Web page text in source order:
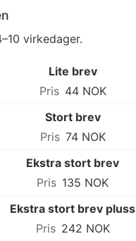
virkedager.
Lite brev
44 NOK
Stort brev
74 NOK
Ekstra stort brev
135 NOK
Ekstra stort brev pluss
242 NOK